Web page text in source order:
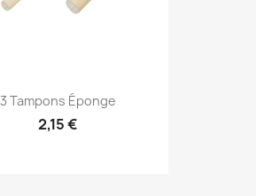
3 Tampons Éponge
2,15 €